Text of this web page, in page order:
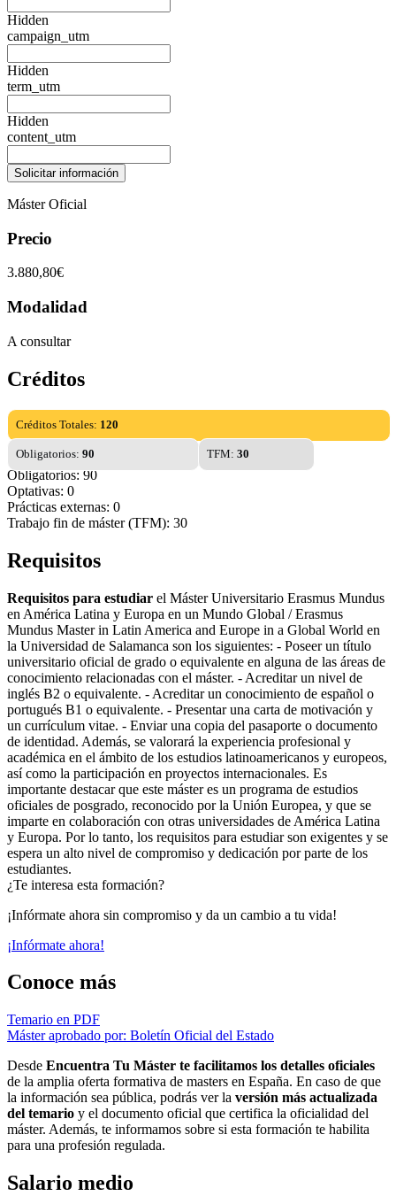
Hidden
campaign_utm
Hidden
term_utm
Hidden
content_utm
Máster Oficial
Precio
3.880,80€
Modalidad
A consultar
Créditos
Créditos Totales: 120
Obligatorios: 90 TFM: 30
Obligatorios: 90
Optativas: 0
Prácticas externas: 0
Trabajo fin de máster (TFM): 30
Requisitos
Requisitos para estudiar el Máster Universitario Erasmus Mundus
en América Latina y Europa en un Mundo Global / Erasmus
Mundus Master in Latin America and Europe in a Global World en
la Universidad de Salamanca son los siguientes: - Poseer un título
universitario oficial de grado o equivalente en alguna de las áreas de
conocimiento relacionadas con el máster. - Acreditar un nivel de
inglés B2 o equivalente. - Acreditar un conocimiento de español o
portugués B1 o equivalente. - Presentar una carta de motivación y
un currículum vitae. - Enviar una copia del pasaporte o documento
de identidad. Además, se valorará la experiencia profesional y
académica en el ámbito de los estudios latinoamericanos y europeos,
así como la participación en proyectos internacionales. Es
importante destacar que este máster es un programa de estudios
oficiales de posgrado, reconocido por la Unión Europea, y que se
imparte en colaboración con otras universidades de América Latina
y Europa. Por lo tanto, los requisitos para estudiar son exigentes y se
espera un alto nivel de compromiso y dedicación por parte de los
estudiantes.
¿Te interesa esta formación?
¡Infórmate ahora sin compromiso y da un cambio a tu vida!
¡Infórmate ahora!
Conoce más
Temario en PDF
Máster aprobado por: Boletín Oficial del Estado
Desde Encuentra Tu Máster te facilitamos los detalles oficiales
de la amplia oferta formativa de masters en España. En caso de que
la información sea pública, podrás ver la versión más actualizada
del temario y el documento oficial que certifica la oficialidad del
máster. Además, te informamos sobre si esta formación te habilita
para una profesión regulada.
Salario medio